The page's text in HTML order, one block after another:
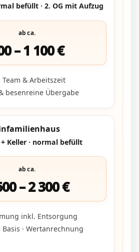
befüllt · 2. OG mit Aufzug
ab ca.
– 1 100 €
& Arbeitszeit
besenreine Übergabe
+ Keller · normal befüllt
ab ca.
– 2 300 €
inkl. Entsorgung
· Wertanrechnung